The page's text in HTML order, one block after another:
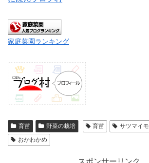
家庭菜園ランキング
育苗 野菜の栽培 育苗 サツマイモ
おかわかめ
スポンサーリンク